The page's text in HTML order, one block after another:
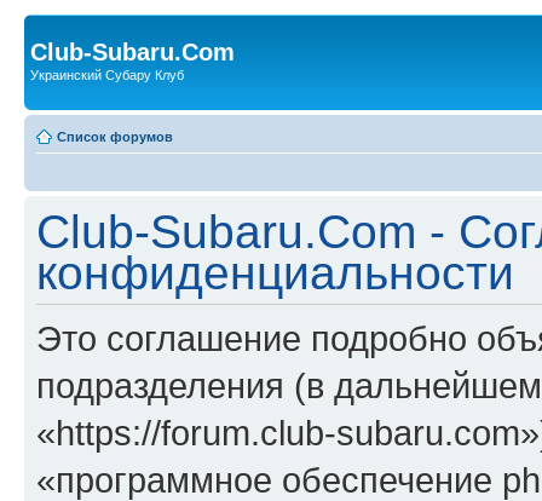
Club-Subaru.Com
Украинский Субару Клуб
Список форумов
Club-Subaru.Com -
конфиденциальности
Это соглашение подробно
подразделения (в
«https://forum.club-
«программное обеспечение